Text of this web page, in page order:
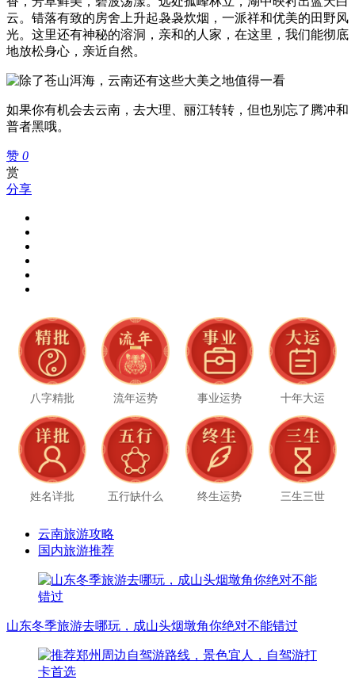
云。错落有致的房舍上升起袅袅炊烟，一派祥和优美的田野风
光。这里还有神秘的溶洞，亲和的人家，在这里，我们能彻底
地放松身心，亲近自然。
如果你有机会去云南，去大理、丽江转转，但也别忘了腾冲和
普者黑哦。
赞 0
赏
分享
八字精批 流年运势 事业运势 十年大运
姓名详批 五行缺什么 终生运势 三生三世
云南旅游攻略
国内旅游推荐
山东冬季旅游去哪玩，成山头烟墩角你绝对不能错过